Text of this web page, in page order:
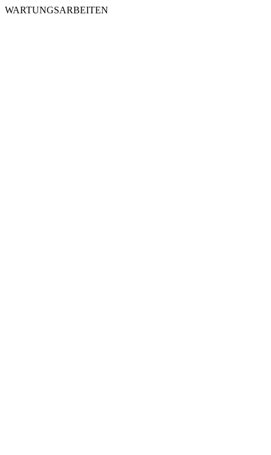
WARTUNGSARBEITEN